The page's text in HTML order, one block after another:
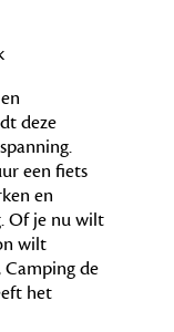
deze
een fiets
en
Of je nu wilt
wilt
Camping de
het